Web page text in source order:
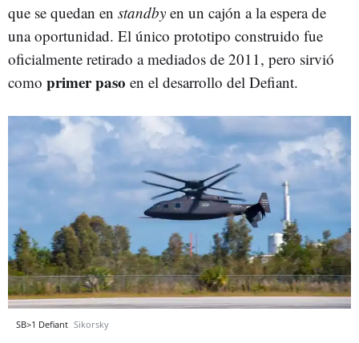
que se quedan en standby en un cajón a la espera de
una oportunidad. El único prototipo construido fue
oficialmente retirado a mediados de 2011, pero sirvió
como primer paso en el desarrollo del Defiant.
SB>1 Defiant Sikorsky